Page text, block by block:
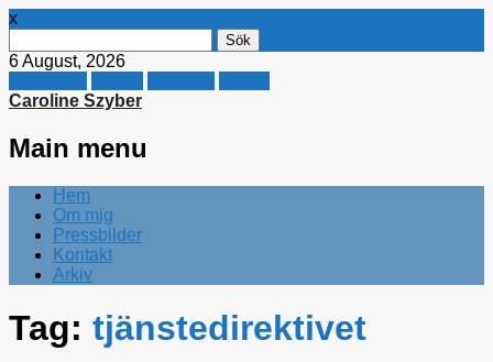
x
efter:
6 August, 2026
Caroline Szyber
Main menu
Skip
content
Hem
Om mig
Pressbilder
Kontakt
Arkiv
Tag: tjänstedirektivet